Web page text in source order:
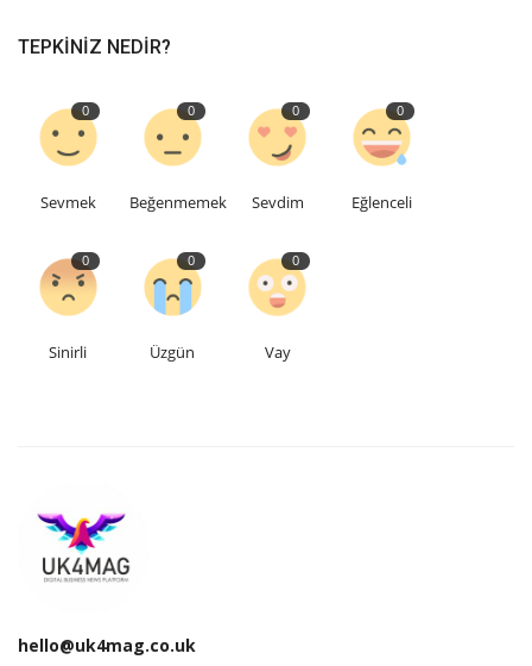
TEPKINIZ NEDIR?
0
Sevmek
0
Beğenmemek
0
Sevdim
0
Eğlenceli
0
Sinirli
0
Üzgün
0
Vay
hello@uk4mag.co.uk